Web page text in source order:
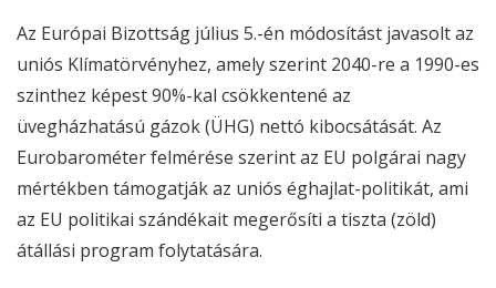
Az Európai Bizottság július 5.-én módosítást javasolt az
uniós Klímatörvényhez, amely szerint 2040-re a 1990-es
szinthez képest 90%-kal csökkentené az
üvegházhatású gázok (ÜHG) nettó kibocsátását. Az
Eurobarométer felmérése szerint az EU polgárai nagy
mértékben támogatják az uniós éghajlat-politikát, ami
az EU politikai szándékait megerősíti a tiszta (zöld)
átállási program folytatására.